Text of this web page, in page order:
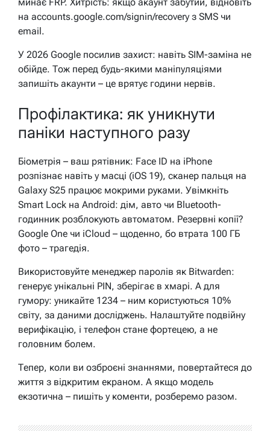
на accounts.google.com/signin/recovery з SMS чи
email.
У 2026 Google посилив захист: навіть SIM-заміна не
обійде. Тож перед будь-якими маніпуляціями
запишіть акаунти – це врятує години нервів.
Профілактика: як уникнути
паніки наступного разу
Біометрія – ваш рятівник: Face ID на iPhone
розпізнає навіть у масці (iOS 19), сканер пальця на
Galaxy S25 працює мокрими руками. Увімкніть
Smart Lock на Android: дім, авто чи Bluetooth-
годинник розблокують автоматом. Резервні копії?
Google One чи iCloud – щоденно, бо втрата 100 ГБ
фото – трагедія.
Використовуйте менеджер паролів як Bitwarden:
генерує унікальні PIN, зберігає в хмарі. А для
гумору: уникайте 1234 – ним користуються 10%
світу, за даними досліджень. Налаштуйте подвійну
верифікацію, і телефон стане фортецею, а не
головним болем.
Тепер, коли ви озброєні знаннями, повертайтеся до
життя з відкритим екраном. А якщо модель
екзотична – пишіть у коменти, розберемо разом.